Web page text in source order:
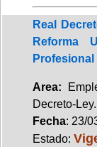
Real
Reforma
Profesional
Area:
Decreto-Ley.
Fecha: 23/
Estado: